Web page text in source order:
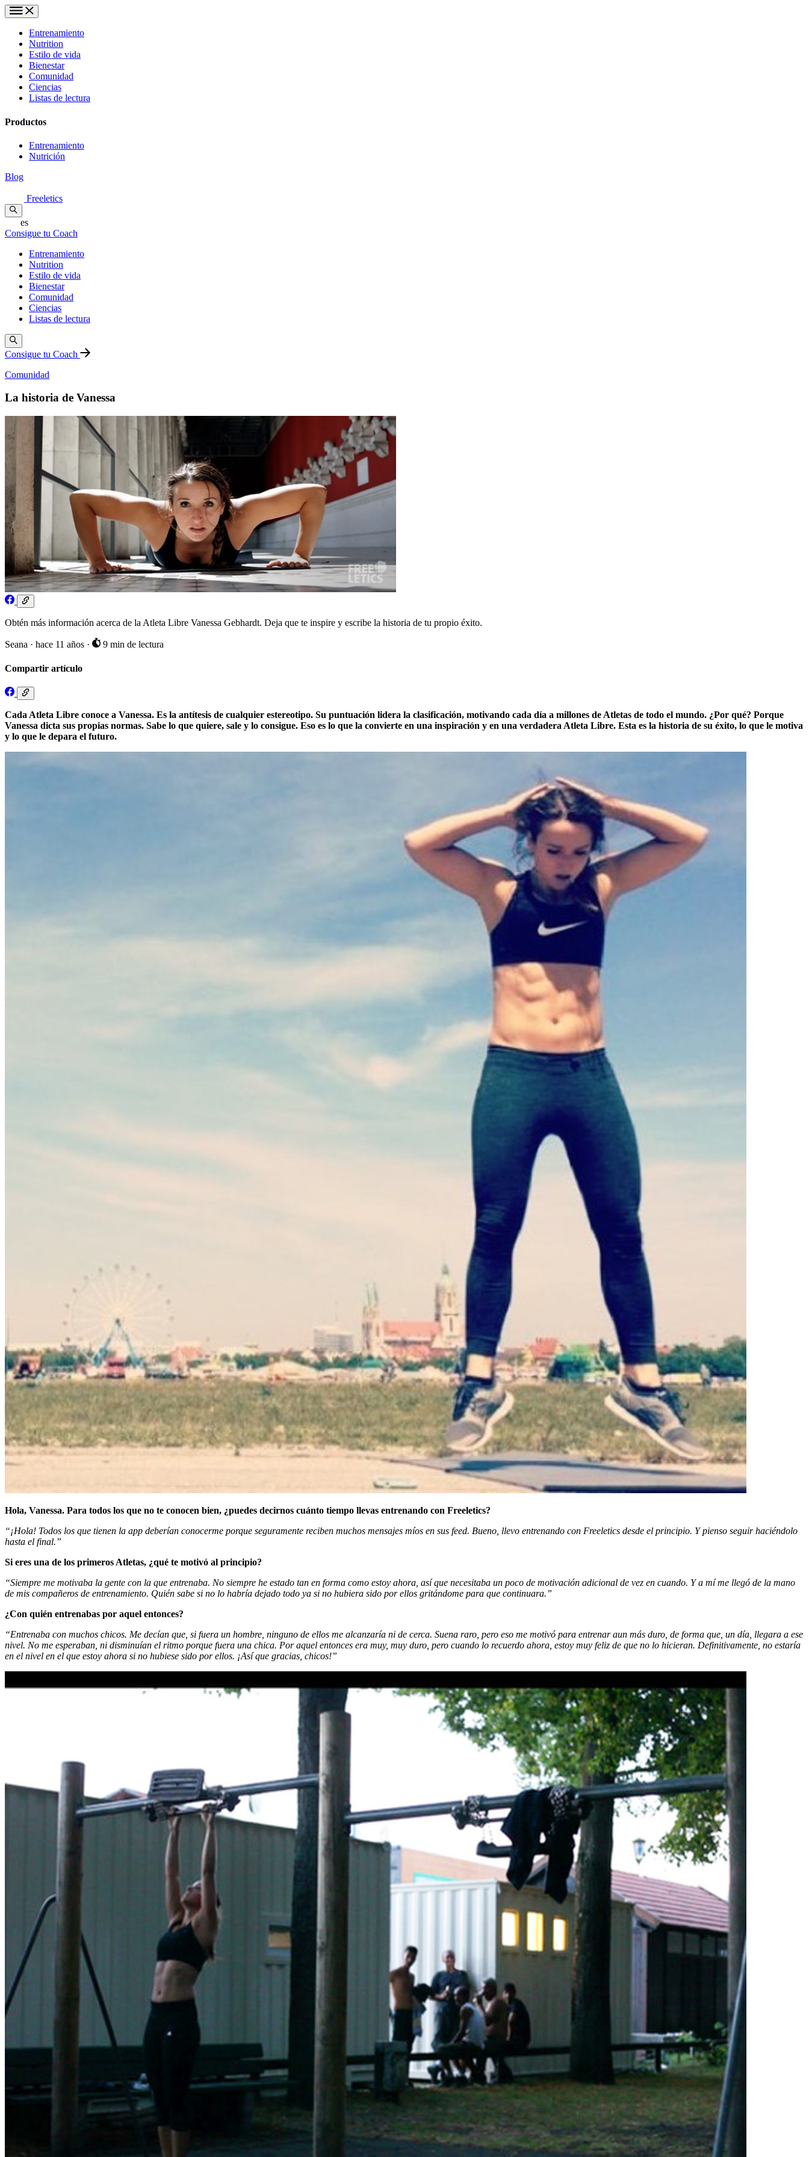
Entrenamiento
Nutrition
Estilo de vida
Bienestar
Comunidad
Ciencias
Listas de lectura
Productos
Entrenamiento
Nutrición
Blog
Freeletics
es
Consigue tu Coach
Entrenamiento
Nutrition
Estilo de vida
Bienestar
Comunidad
Ciencias
Listas de lectura
Consigue tu Coach
Comunidad
La historia de Vanessa
Obtén más información acerca de la Atleta Libre Vanessa Gebhardt. Deja que te inspire y escribe la historia de tu propio éxito.
Seana · hace 11 años · 9 min de lectura
Compartir artículo
Cada Atleta Libre conoce a Vanessa. Es la antítesis de cualquier estereotipo. Su puntuación lidera la clasificación, motivando cada día a millones de Atletas de todo el mundo. ¿Por qué? Porque
Vanessa dicta sus propias normas. Sabe lo que quiere, sale y lo consigue. Eso es lo que la convierte en una inspiración y en una verdadera Atleta Libre. Esta es la historia de su éxito, lo que le motiva
y lo que le depara el futuro.
Hola, Vanessa. Para todos los que no te conocen bien, ¿puedes decirnos cuánto tiempo llevas entrenando con Freeletics?
“¡Hola! Todos los que tienen la app deberían conocerme porque seguramente reciben muchos mensajes míos en sus feed. Bueno, llevo entrenando con Freeletics desde el principio. Y pienso seguir haciéndolo
hasta el final.”
Si eres una de los primeros Atletas, ¿qué te motivó al principio?
“Siempre me motivaba la gente con la que entrenaba. No siempre he estado tan en forma como estoy ahora, así que necesitaba un poco de motivación adicional de vez en cuando. Y a mí me llegó de la mano
de mis compañeros de entrenamiento. Quién sabe si no lo habría dejado todo ya si no hubiera sido por ellos gritándome para que continuara.”
¿Con quién entrenabas por aquel entonces?
“Entrenaba con muchos chicos. Me decían que, si fuera un hombre, ninguno de ellos me alcanzaría ni de cerca. Suena raro, pero eso me motivó para entrenar aun más duro, de forma que, un día, llegara a ese
nivel. No me esperaban, ni disminuían el ritmo porque fuera una chica. Por aquel entonces era muy, muy duro, pero cuando lo recuerdo ahora, estoy muy feliz de que no lo hicieran. Definitivamente, no estaría
en el nivel en el que estoy ahora si no hubiese sido por ellos. ¡Así que gracias, chicos!”